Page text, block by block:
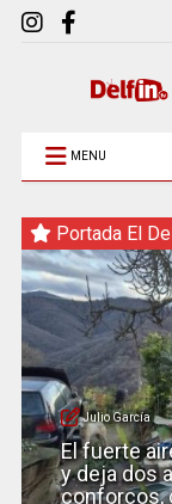
MENU
Portada El
Julio García
El fuerte
y deja dos
conforcos,